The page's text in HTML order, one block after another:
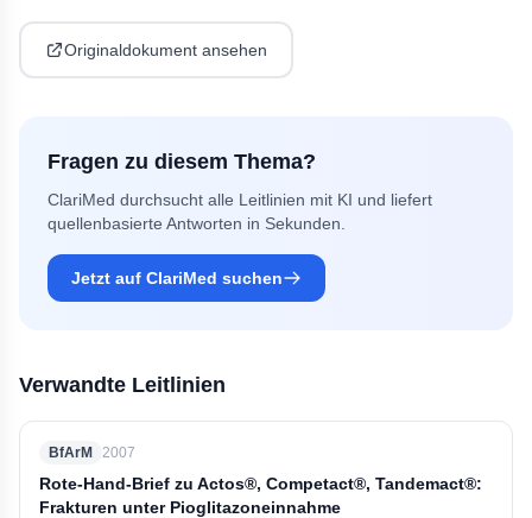
Originaldokument ansehen
Fragen zu diesem Thema?
ClariMed durchsucht alle Leitlinien mit KI und liefert
quellenbasierte Antworten in Sekunden.
Jetzt auf ClariMed suchen
Verwandte Leitlinien
BfArM 2007
Rote-Hand-Brief zu Actos®, Competact®, Tandemact®:
Frakturen unter Pioglitazoneinnahme